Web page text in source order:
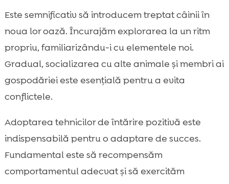
Este semnificativ să introducem treptat câinii în
noua lor oază. Încurajăm explorarea la un ritm
propriu, familiarizându-i cu elementele noi.
Gradual, socializarea cu alte animale și membri ai
gospodăriei este esențială pentru a evita
conflictele.
Adoptarea tehnicilor de întărire pozitivă este
indispensabilă pentru o adaptare de succes.
Fundamental este să recompensăm
comportamentul adecvat și să exercităm